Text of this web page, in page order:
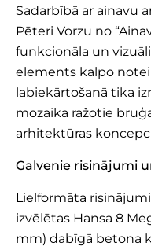
Sadarbībā ar ainavu
Pēteri Vorzu no
funkcionāla un
elements kalpo
labiekārtošanā tika
mozaika ražotie
arhitektūras
Galvenie risinājumi
Lielformāta
izvēlētas Hansa 8
mm) dabīgā betona